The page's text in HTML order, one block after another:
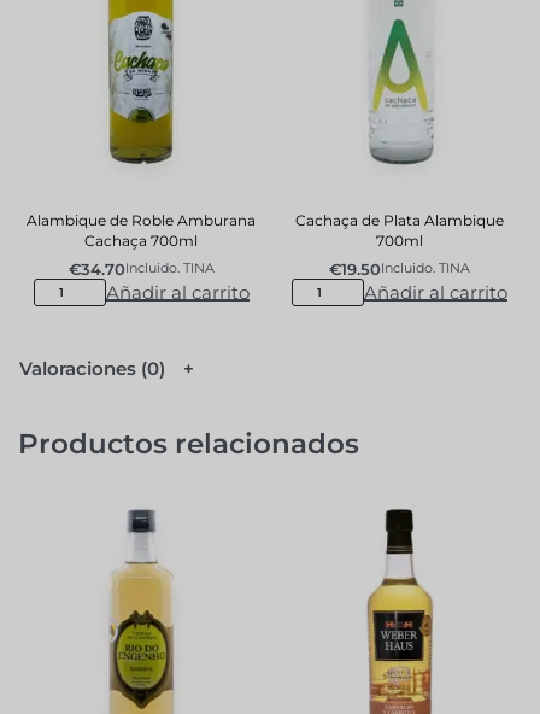
Alambique de Roble Amburana
Cachaça 700ml
€34.70Incluido. TINA
Añadir al carrito
Cachaça de Plata Alambique
700ml
€19.50Incluido. TINA
Añadir al carrito
Valoraciones (0)
Productos relacionados